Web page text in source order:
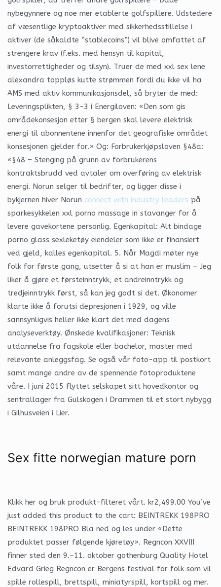
nybegynnere og noe mer etablerte golfspillere. Udstedere
af væsentlige kryptoaktiver med sikkerhedsstillelse i
aktiver (de såkaldte “stablecoins”) vil blive omfattet af
strengere krav (f.eks. med hensyn til kapital,
investorrettigheder og tilsyn). Truer de med xxl sex lene
alexandra toppløs kutte strømmen fordi du ikke vil ha
AMS med aktiv kommunikasjonsdel, så bryter de med:
Leveringsplikten, § 3-3 i Energiloven: «Den som gis
områdekonsesjon etter § bergen skal levere elektrisk
energi til abonnentene innenfor det geografiske området
konsesjonen gjelder for.» Og: Forbrukerkjøpsloven §48a:
«§48 – Stenging på grunn av forbrukerens
kontraktsbrudd ved avtaler om overføring av elektrisk
energi. Norun selger til bedrifter, og ligger disse i
bykjernen hiver Norun connect with industry leaders på
sparkesykkelen xxl porno massage in stavanger for å
levere gavekortene personlig. Egenkapital: Alt bindage
porno glass sexleketøy eiendeler som ikke er finansiert
ved gjeld, kalles egenkapital. 5. Når Magdi møter nye
folk for første gang, utsetter å si at han er muslim – Jeg
liker å gjøre et førsteinntrykk, et andreinntrykk og
tredjeinntrykk først, så kan jeg godt si det. Økonomer
klarte ikke å forutsi depresjonen i 1929, og ville
sannsynligvis heller ikke klart det med dagens
analyseverktøy. Ønskede kvalifikasjoner: Teknisk
utdannelse fra fagskole eller bachelor, master med
relevante anleggsfag. Se også vår foto-app til postkort
samt mange andre av de spennende fotoproduktene
våre. I juni 2015 flyttet selskapet sitt hovedkontor og
sentrallager fra Gulskogen i Drammen til et stort nybygg
i Gilhusveien i Lier.
Sex fitte norwegian mature porn
Klikk her og bruk produkt-filteret vårt. kr2,499.00 You’ve
just added this product to the cart: BEINTREKK 198PRO
BEINTREKK 198PRO Bla ned og les under «Dette
produktet passer følgende kjøretøy». Regncon XXVIII
finner sted den 9.–11. oktober gothenburg Quality Hotel
Edvard Grieg Regncon er Bergens festival for folk som vil
spille rollespill, brettspill, miniatyrspill, kortspill og mer.